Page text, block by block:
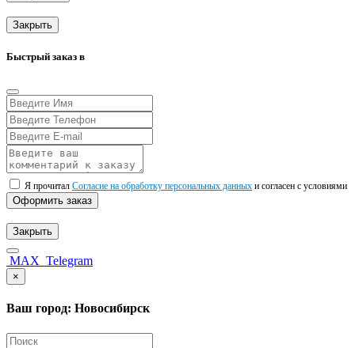
Закрыть
Быстрый заказ в
Я прочитал Согласие на обработку персональных данных и согласен с условиями
Оформить заказ
Закрыть
MAX Telegram
×
Ваш город: Новосибирск